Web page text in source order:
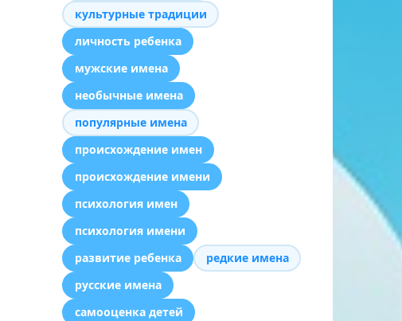
культурные традиции
личность ребенка
мужские имена
необычные имена
популярные имена
происхождение имен
происхождение имени
психология имен
психология имени
развитие ребенка
редкие имена
русские имена
самооценка детей